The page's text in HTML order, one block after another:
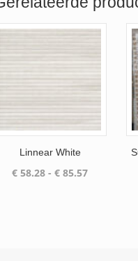
Linnear White
€ 58.28 - € 85.57Prijsklasse: